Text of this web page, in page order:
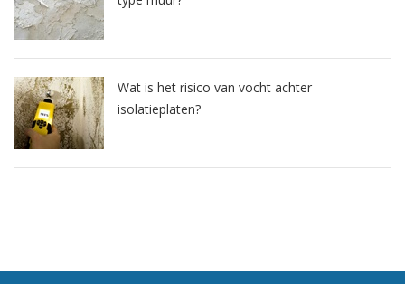
Wat is het risico van vocht achter
isolatieplaten?